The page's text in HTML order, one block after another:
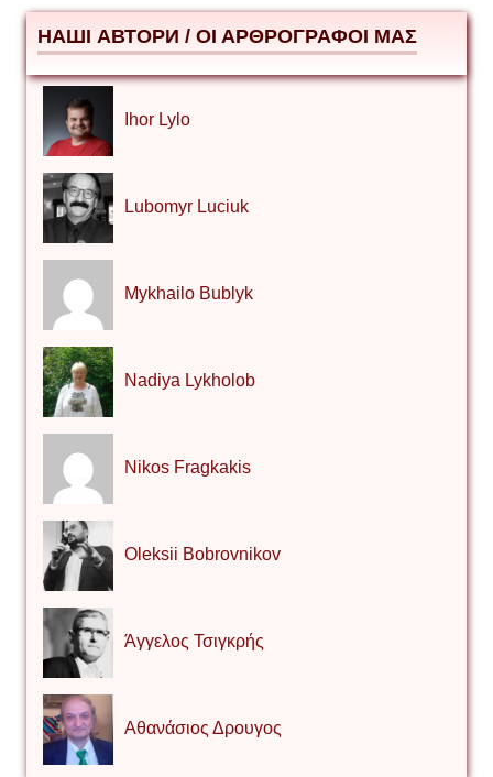
НАШІ АВТОРИ / ΟΙ ΑΡΘΡΟΓΡΑΦΟΙ ΜΑΣ
Ihor Lylo
Lubomyr Luciuk
Mykhailo Bublyk
Nadiya Lykholob
Nikos Fragkakis
Oleksii Bobrovnikov
Άγγελος Τσιγκρής
Αθανάσιος Δρουγος